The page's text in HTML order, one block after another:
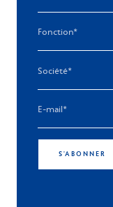
S'ABONNER